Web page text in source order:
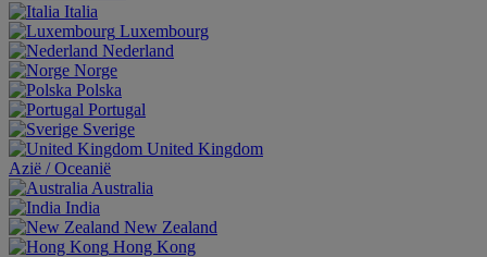
Italia
Luxembourg
Nederland
Norge
Polska
Portugal
Sverige
United Kingdom
Aziё / Oceaniё
Australia
India
New Zealand
Hong Kong